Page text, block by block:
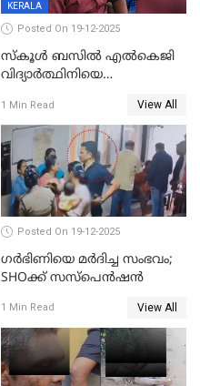
KERALA
Posted On 19-12-2025
സ്കൂൾ ബസിൽ എൽകെജി
വിദ്യാര്‍ത്ഥിനിയെ
ക്ലീനര്‍ പിടിയിൽ
1 Min Read View All
Posted On 19-12-2025
ഗര്‍ഭിണിയെ മർദിച്ച സംഭവം;
SHOക്ക് സസ്പെൻഷൻ
1 Min Read View All